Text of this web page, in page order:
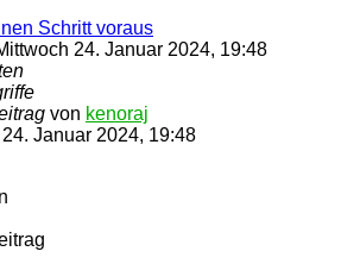
Schritt voraus
24. Januar 2024, 19:48
von kenoraj
Januar 2024, 19:48